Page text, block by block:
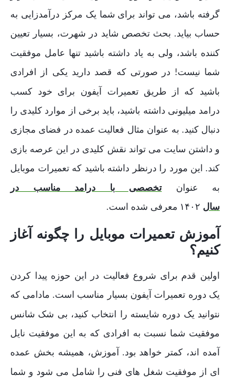
گرفته باشد، می تواند برای شما یک مرکز درآمدزایی به
حساب بیاید. بحث تخصص شاید در شهرت، بسیار تعیین
کننده باشد، ولی به یاد داشته باشید تنها عامل موفقیت
شما نیست! در صورتی که قصد دارید یکی از افرادی
باشید که از طریق تعمیرات آیفون برای خود کسب
درامد میلیونی داشته باشید، باید برخی از موارد کلیدی را
دنبال کنید. به عنوان مثال فعالیت عمده در فضای مجازی
و داشتن سایت می تواند نقش کلیدی در این عرصه بازی
کند.
این مورد را درنظر داشته باشید که تعمیرات موبایل
به عنوانتخصصی با درامد مناسب در
سال ۱۴۰۲ معرفی شده است.
آموزش تعمیرات موبایل را چگونه آغاز
کنیم؟
اولین قدم برای شروع فعالیت در این حوزه پیدا کردن
یک دوره تعمیرات آیفون بسیار مناسب است. مادامی که
نتوانید یک دوره شایسته را انتخاب کنید، بی شک شانس
موفقیت شما نسبت به افرادی که به این موفقیت نایل
آمده اند، کمتر خواهد بود.
آموزش، همیشه بخش عمده
ای از موفقیت شغل های فنی را شامل می شود و شما